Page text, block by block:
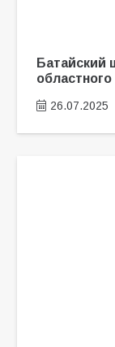
Батайский
26.07.2025